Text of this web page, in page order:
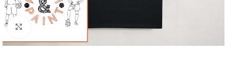
Click to enlarge